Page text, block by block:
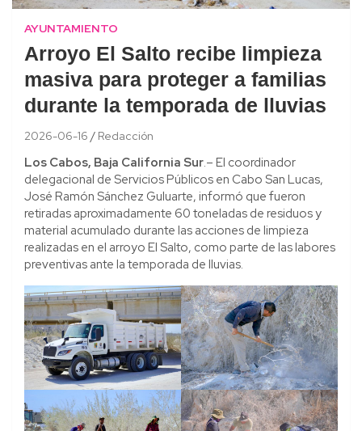
AYUNTAMIENTO
Arroyo El Salto recibe limpieza
masiva para proteger a familias
durante la temporada de lluvias
2026-06-16 Redacción
Los Cabos, Baja California Sur.– El coordinador
delegacional de Servicios Públicos en Cabo San Lucas,
José Ramón Sánchez Guluarte, informó que fueron
retiradas aproximadamente 60 toneladas de residuos y
material acumulado durante las acciones de limpieza
realizadas en el arroyo El Salto, como parte de las labores
preventivas ante la temporada de lluvias.